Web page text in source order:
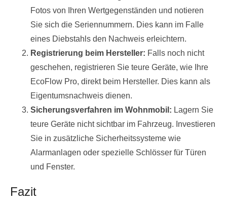
Fotos von Ihren Wertgegenständen und notieren
Sie sich die Seriennummern. Dies kann im Falle
eines Diebstahls den Nachweis erleichtern.
Registrierung beim Hersteller: Falls noch nicht
geschehen, registrieren Sie teure Geräte, wie Ihre
EcoFlow Pro, direkt beim Hersteller. Dies kann als
Eigentumsnachweis dienen.
Sicherungsverfahren im Wohnmobil: Lagern Sie
teure Geräte nicht sichtbar im Fahrzeug. Investieren
Sie in zusätzliche Sicherheitssysteme wie
Alarmanlagen oder spezielle Schlösser für Türen
und Fenster.
Fazit